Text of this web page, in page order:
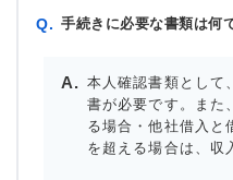
Q. 手続きに必要な書類は何
本人確認書類として
書が必要です。また
る場合・他社借入と
を超える場合は、収